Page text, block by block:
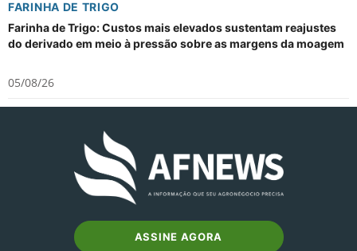
FARINHA DE TRIGO
Farinha de Trigo: Custos mais elevados sustentam reajustes
do derivado em meio à pressão sobre as margens da moagem
05/08/26
ASSINE AGORA